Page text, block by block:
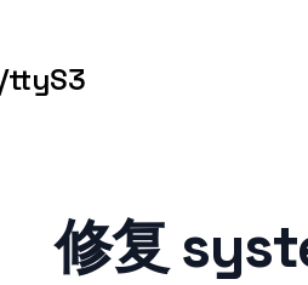
ttyS3
修复